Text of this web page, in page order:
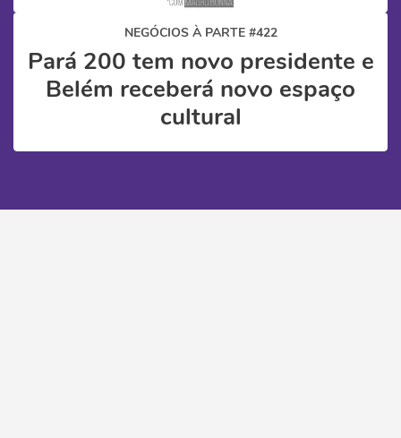
NEGÓCIOS À PARTE #422
Pará 200 tem novo presidente e
Belém receberá novo espaço
cultural